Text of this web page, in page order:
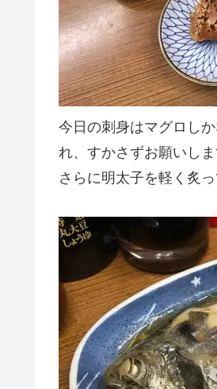
今日の刺身はマグロし
れ、すかさずお願いしま
さらに明太子を軽く炙